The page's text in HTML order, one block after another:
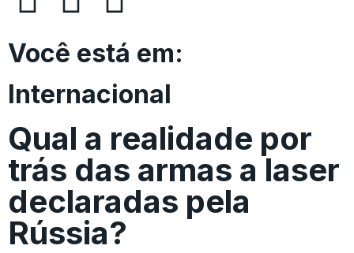
Você está em:
Internacional
Qual a realidade por
trás das armas a laser
declaradas pela
Rússia?